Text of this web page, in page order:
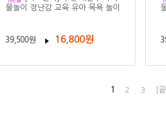
물놀이 장난감 교육 유아 목욕 놀이
39,500원 16,800원
1 2 3 [